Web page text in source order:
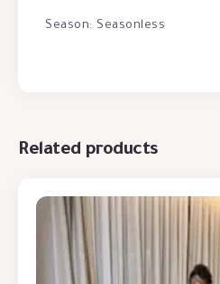
Season: Seasonless
Related products